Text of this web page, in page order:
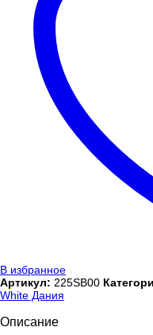
В избранное
Артикул: 225SB00
White Дания
Описание